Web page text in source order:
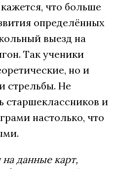
что больше
определённых
выезд на
Так ученики
но и
стрельбы. Не
старшеклассников и
настолько, что
данные карт,